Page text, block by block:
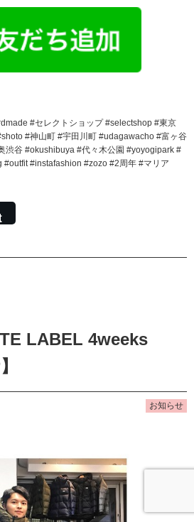
#セレクトショップ #selectshop #東京
#神山町 #宇田川町 #udagawacho #富ヶ谷
渋谷 #okushibuya #代々木公園 #yoyogipark #
#instafashion #zozo #2周年 #マリア
LABEL 4weeks
お知らせ